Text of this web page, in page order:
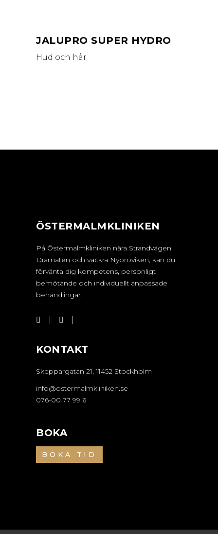
JALUPRO SUPER HYDRO
Hud och hår
ÖSTERMALMKLINIKEN
På Östermalmkliniken nära Strandvägen,
Dramaten och vackra Nybroviken, kan du
förvänta dig kompetens, personligt
bemötande och individuellt anpassade
behandlingar.
KONTAKT
Skeppargatan 21, 11452 Stockholm
info@ostermalmkliniken.se
076-00 77 99 6
BOKA
BOKA TID